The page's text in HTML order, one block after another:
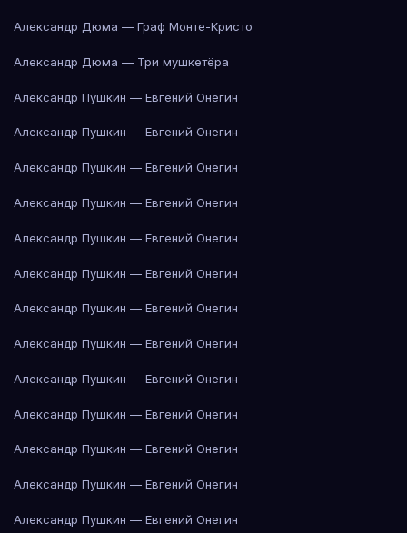
Александр Дюма — Граф Монте-Кристо
Александр Дюма — Три мушкетёра
Александр Пушкин — Евгений Онегин
Александр Пушкин — Евгений Онегин
Александр Пушкин — Евгений Онегин
Александр Пушкин — Евгений Онегин
Александр Пушкин — Евгений Онегин
Александр Пушкин — Евгений Онегин
Александр Пушкин — Евгений Онегин
Александр Пушкин — Евгений Онегин
Александр Пушкин — Евгений Онегин
Александр Пушкин — Евгений Онегин
Александр Пушкин — Евгений Онегин
Александр Пушкин — Евгений Онегин
Александр Пушкин — Евгений Онегин